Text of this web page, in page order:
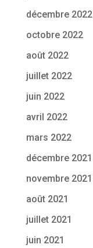
décembre 2022
octobre 2022
août 2022
juillet 2022
juin 2022
avril 2022
mars 2022
décembre 2021
novembre 2021
août 2021
juillet 2021
juin 2021